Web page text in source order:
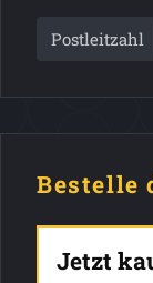
Postleitzahl
Bestelle
Jetzt